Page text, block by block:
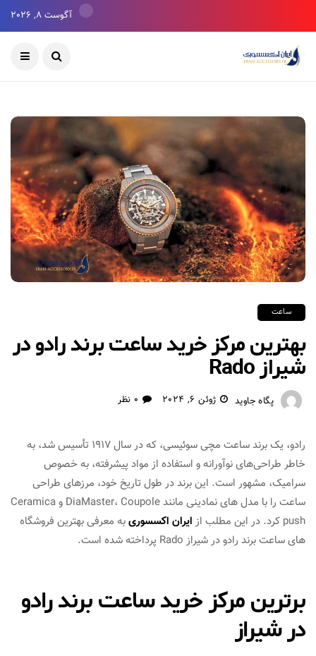
آگوست 8, 2026
ساعت
بهترین مرکز خرید ساعت برند رادو در
شیراز Rado
پگاه جاوید ژوئن 6, 2024 0 نظر
رادو، یک برند ساعت مچی سوئیسی، که در سال 1917 تأسیس شد، به
خاطر طراحی‌های نوآورانه و استفاده از مواد پیشرفته، به خصوص
سرامیک، مشهور است. این برند در طول تاریخ خود، مرزهای طراحی
ساعت را با مدل ‌های نمادینی مانند DiaMaster، Coupole و Ceramica
push کرد. در این مطلب از
ایران اکسسوریبه معرفی بهترین فروشگاه
های ساعت برند رادو در شیراز Rado پرداخته شده است.
برترین مرکز خرید ساعت برند رادو
در شیراز